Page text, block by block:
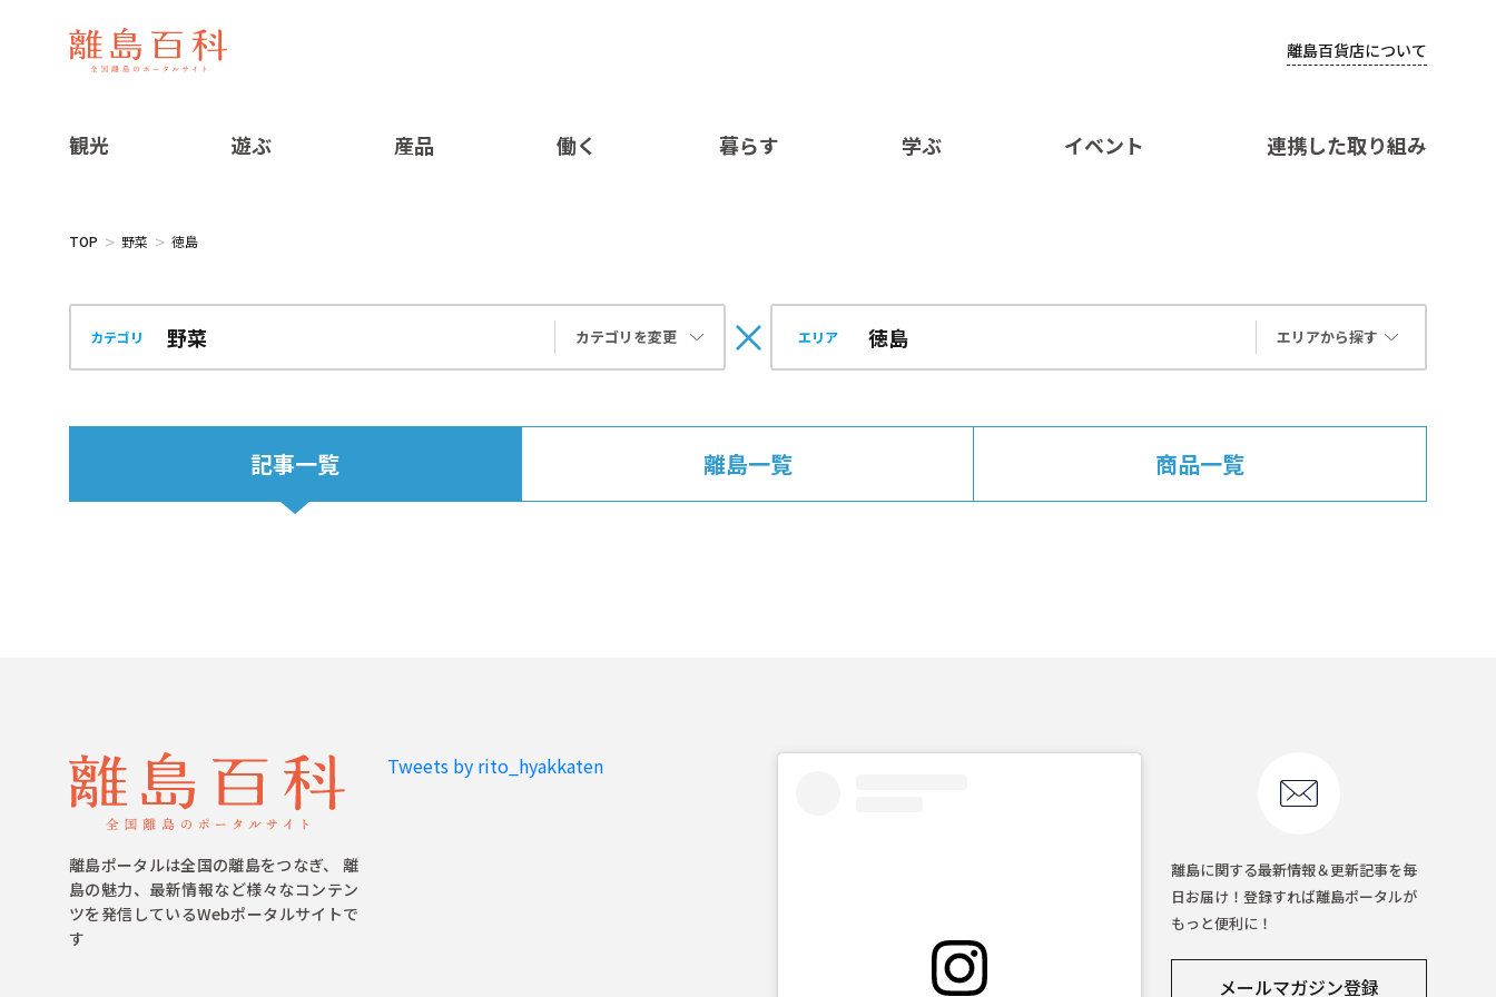
離島百貨店について
観光 遊ぶ 産品 働く 暮らす 学ぶ イベント 連携した取り組み
TOP 野菜 徳島
カテゴリ カテゴリを変更 エリア エリアから探す
記事一覧 離島一覧 商品一覧
離島ポータルは全国の離島をつなぎ、 離
島の魅力、最新情報など様々なコンテン
ツを発信しているWebポータルサイトで
す
Tweets by rito_hyakkaten
離島に関する最新情報＆更新記事を毎
日お届け！登録すれば離島ポータルが
もっと便利に！
メールマガジン登録